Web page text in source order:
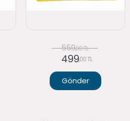
559,00 TL
499,00 TL
Gönder